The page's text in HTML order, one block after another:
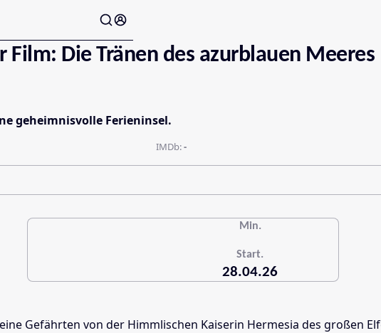
Die Tränen des azurblauen Meeres
geheimnisvolle Ferieninsel.
IMDb:-
Min.
Start.
28.04.26
Gefährten von der Himmlischen Kaiserin Hermesia des großen